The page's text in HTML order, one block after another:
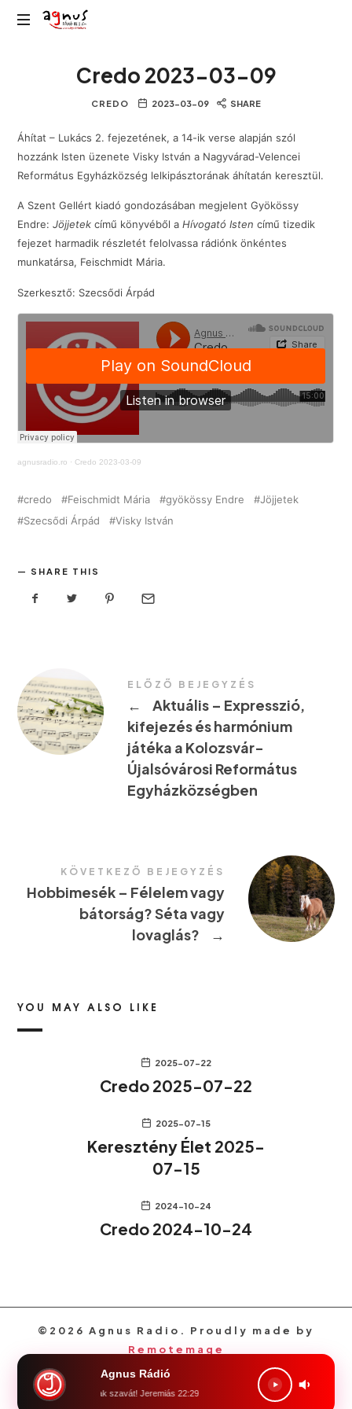
Agnus
közösségiCredo 2023-03-09
CREDO 2023-03-09 SHARE
Áhítat – Lukács 2. fejezetének, a 14-ik verse alapján szól
hozzánk Isten üzenete Visky István a Nagyvárad-Velencei
Református Egyházközség lelkipásztorának áhítatán keresztül.
A Szent Gellért kiadó gondozásában megjelent Gyökössy
Endre:Jöjjetek című könyvéből a Hívogató Isten című tizedik
fejezet harmadik részletét felolvassa rádiónk önkéntes
munkatársa, Feischmidt Mária.
Szerkesztő: Szecsődi Árpád
agnusradio.ro · Credo 2023-03-09
credo Feischmidt Mária gyökössy Endre
Jöjjetek
Szecsődi Árpád
Visky István
SHARE THIS
ELŐZŐ BEJEGYZÉS
←
Aktuális – Expresszió,
kifejezés és harmónium
játéka a Kolozsvár-
Újalsóvárosi Református
Egyházközségben
KÖVETKEZŐ BEJEGYZÉS
Hobbimesék – Félelem vagy
bátorság? Séta vagy
lovaglás?
→
YOU MAY ALSO LIKE
2025-07-22
Credo 2025-07-22
2025-07-15
Keresztény Élet 2025-
07-15
2024-10-24
Credo 2024-10-24
©2026 Agnus Radio. Proudly made by
Remotemage
Agnus Rádió
föld! halld meg az Úrnak szavát! Jeremiás 22:29